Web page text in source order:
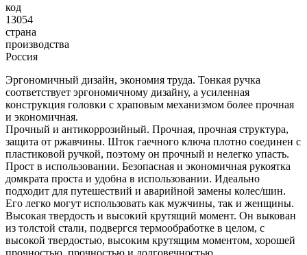
код
13054
страна
производства
Россия
Эргономичный дизайн, экономия труда. Тонкая ручка
соответствует эргономичному дизайну, а усиленная
конструкция головки с храповым механизмом более прочная
и экономичная.
Прочный и антикоррозийный. Прочная, прочная структура,
защита от ржавчины. Шток гаечного ключа плотно соединен с
пластиковой ручкой, поэтому он прочный и нелегко упасть.
Прост в использовании. Безопасная и экономичная рукоятка
домкрата проста и удобна в использовании. Идеально
подходит для путешествий и аварийной замены колес/шин.
Его легко могут использовать как мужчины, так и женщины.
Высокая твердость и высокий крутящий момент. Он выкован
из толстой стали, подвергся термообработке в целом, с
высокой твердостью, высоким крутящим моментом, хорошей
прочностью, прочностью и долговечностью.